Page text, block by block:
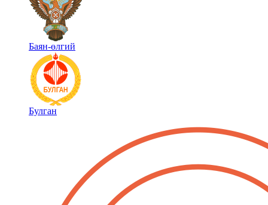
Баян-өлгий
Булган